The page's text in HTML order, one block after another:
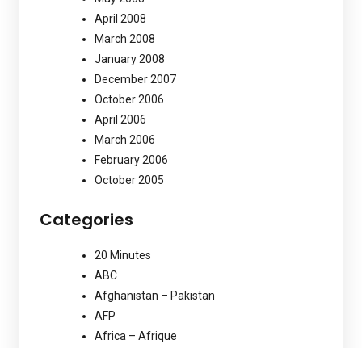
April 2008
March 2008
January 2008
December 2007
October 2006
April 2006
March 2006
February 2006
October 2005
Categories
20 Minutes
ABC
Afghanistan – Pakistan
AFP
Africa – Afrique